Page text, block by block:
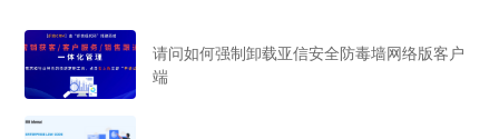
请问如何强制卸载亚信安全防毒墙网络版客户
端